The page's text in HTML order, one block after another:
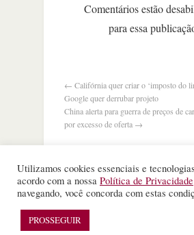
Comentários estão
para essa
← Califórnia quer criar o ‘imposto do
Google quer derrubar projeto
China alerta para guerra de preços de
por excesso de oferta →
©Nota Alta ESPM. Todos os
WordPress Theme
Utilizamos cookies essenciais e
acordo com a nossa Política de Privacidade
navegando, você concorda com estas
PROSSEGUIR